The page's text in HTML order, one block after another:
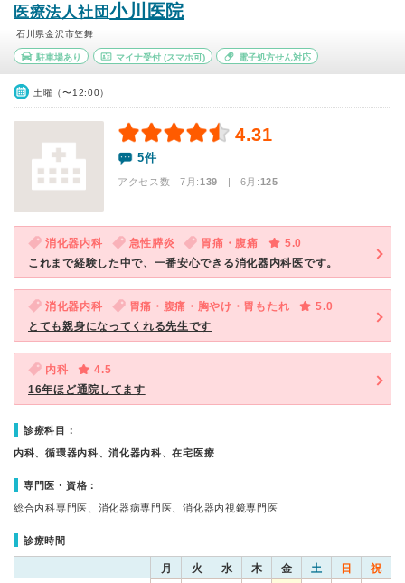
医療法人社団小川医院
石川県金沢市笠舞
駐車場あり マイナ受付(スマホ可) 電子処方せん対応
土曜（〜12:00）
4.31
5件
アクセス数 7月:139 | 6月:125
消化器内科 急性膵炎 胃痛・腹痛
5.0
これまで経験した中で、一番安心できる消化器内科医です。
消化器内科 胃痛・腹痛・胸やけ・胃もたれ
5.0
とても親身になってくれる先生です
内科
4.5
16年ほど通院してます
診療科目：
内科、循環器内科、消化器内科、在宅医療
専門医・資格：
総合内科専門医、消化器病専門医、消化器内視鏡専門医
診療時間
月 火 水 木 金 土 日 祝